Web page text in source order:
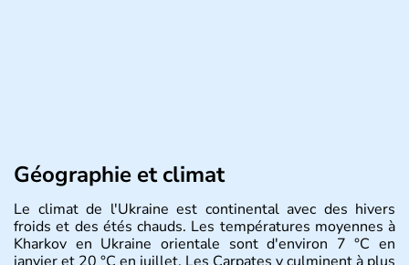
Géographie et climat
Le climat de l'Ukraine est continental avec des hivers
froids et des étés chauds. Les températures moyennes à
Kharkov en Ukraine orientale sont d'environ 7 °C en
janvier et 20 °C en juillet. Les Carpates y culminent à plus